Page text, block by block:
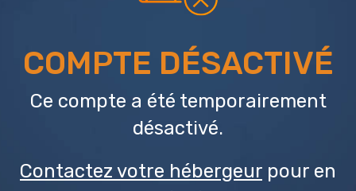
COMPTE DÉSACTIVÉ
Ce compte a été temporairement
désactivé.
Contactez votre hébergeur pour en